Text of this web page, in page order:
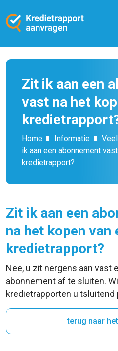
Zit ik aan een
vast na het
Home Informatie
ik aan een abonnement
kredietrapport?
Zit ik aan een
na het kopen van
kredietrapport?
Nee, u zit nergens aan vast
abonnement af te sluiten.
kredietrapporten uitsluitend
terug naar